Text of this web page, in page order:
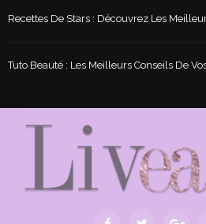
Recettes De Stars : Découvrez Les
Tuto Beauté : Les Meilleurs Conseils De